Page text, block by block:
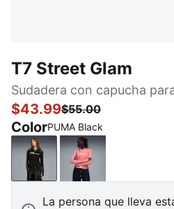
T7 Street Glam
Sudadera con capucha
$43.99$55.00
ColorPUMA Black
PUMA BlackWild Pink
La persona que lleva